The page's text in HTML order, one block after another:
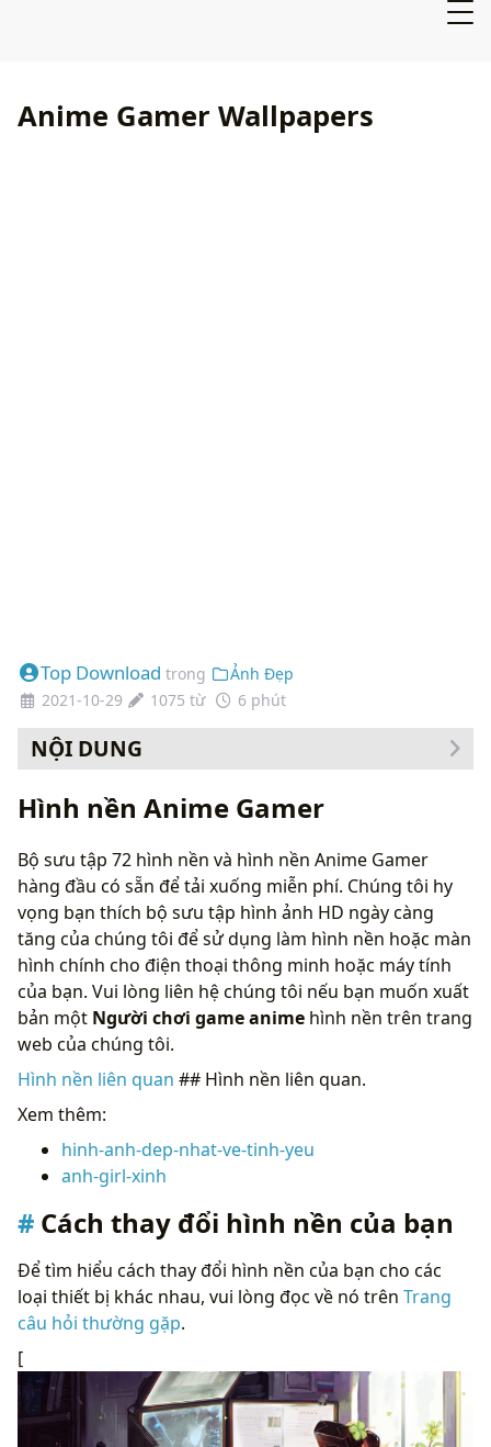
Anime Gamer Wallpapers
Top Download trong
Ảnh Đẹp
2021-10-29
1075 từ 6 phút
NỘI DUNG
Hình nền Anime Gamer
Bộ sưu tập 72 hình nền và hình nền Anime Gamer
hàng đầu có sẵn để tải xuống miễn phí. Chúng tôi hy
vọng bạn thích bộ sưu tập hình ảnh HD ngày càng
tăng của chúng tôi để sử dụng làm hình nền hoặc màn
hình chính cho điện thoại thông minh hoặc máy tính
của bạn. Vui lòng liên hệ chúng tôi nếu bạn muốn xuất
bản một Người chơi game anime hình nền trên trang
web của chúng tôi.
Hình nền liên quan ## Hình nền liên quan.
Xem thêm:
hinh-anh-dep-nhat-ve-tinh-yeu
anh-girl-xinh
Cách thay đổi hình nền của bạn
Để tìm hiểu cách thay đổi hình nền của bạn cho các
loại thiết bị khác nhau, vui lòng đọc về nó trên Trang
câu hỏi thường gặp.
[